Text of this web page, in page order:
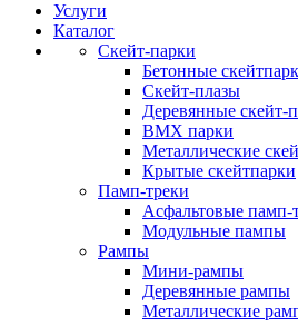
Услуги
Каталог
Скейт‑парки
Бетонные
Скейт‑плазы
Деревянные
BMX парки
Металлические
Крытые скейтпарки
Памп‑треки
Асфальтовые
Модульные пампы
Рампы
Мини-рампы
Деревянные рампы
Металлические